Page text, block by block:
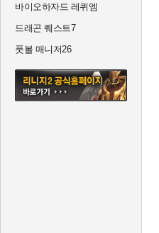
바이오하자드 레퀴엠
드래곤 퀘스트7
풋볼 매니저26